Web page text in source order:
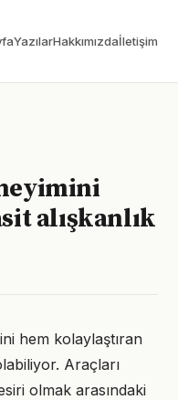
YazılarHakkımızdaİletişim
alışkanlık
hem kolaylaştıran
Araçları
olmak arasındaki